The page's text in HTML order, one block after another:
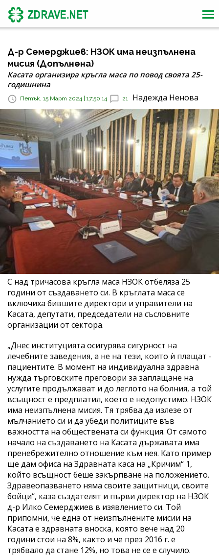
Д-р Семерджиев: НЗОК има неизпълнена
мисия (Допълнена)
Касата организира кръгла маса по повод своята 25-
годишнина
Петък, 15 Март 2024 | 17:50:14 21 Надежда Ненова
С над тричасова кръгла маса НЗОК отбеляза 25
години от създаването си. В кръглата маса се
включиха бившите директори и управители на
Касата, депутати, председатели на съсловните
организации от сектора.
„Днес институцията осигурява сигурност на
лечебните заведения, а не на тези, които ѝ плащат -
пациентите. В момент на индивидуална здравна
нужда търговските преговори за заплащане на
услугите продължават и до леглото на болния, а той
всъщност е предплатил, което е недопустимо. НЗОК
има неизпълнена мисия. Тя трябва да излезе от
мълчанието си и да убеди политиците във
важността на обществената си функция. От самото
начало на създаването на Касата държавата има
пренебрежително отношение към нея. Като пример
ще дам офиса на Здравната каса на „Кричим“ 1,
който всъщност беше закърпване на положението.
Здравеопазването няма своите защитници, своите
бойци“, каза създателят и първи директор на НЗОК
д-р Илко Семерджиев в изявлението си. Той
припомни, че една от неизпълнените мисии на
Касата е здравната вноска, която вече над 20
години стои на 8%, както и че през 2016 г. е
трябвало да стане 12%, но това не се е случило.